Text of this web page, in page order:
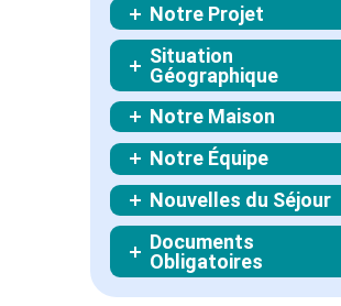
Notre Projet
Situation
Géographique
Notre Maison
Notre Équipe
Nouvelles du Séjour
Documents
Obligatoires